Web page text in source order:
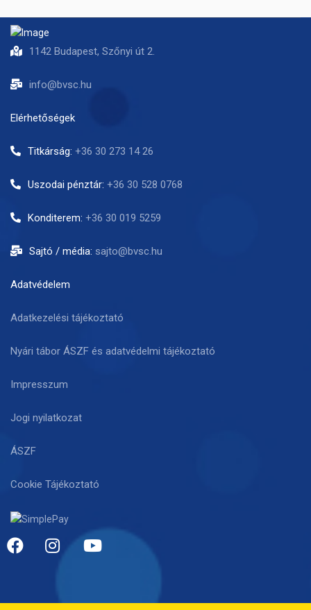
1142 Budapest, Szőnyi út 2.
info@bvsc.hu
Elérhetőségek
Titkárság: +36 30 273 14 26
Uszodai pénztár: +36 30 528 0768
Konditerem: +36 30 019 5259
Sajtó / média: sajto@bvsc.hu
Adatvédelem
Adatkezelési tájékoztató
Nyári tábor ÁSZF és adatvédelmi tájékoztató
Impresszum
Jogi nyilatkozat
ÁSZF
Cookie Tájékoztató